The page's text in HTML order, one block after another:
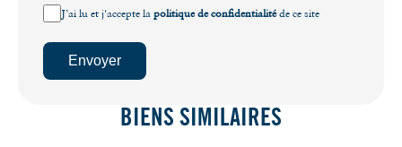
J’ai lu et j'accepte la politique de confidentialitéde ce site
Envoyer
BIENS SIMILAIRES